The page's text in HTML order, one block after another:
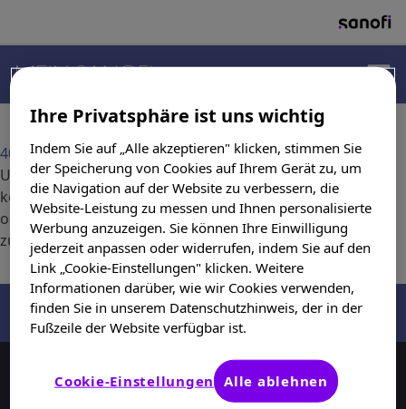
THERAPIEGEBIETE
SUCHERGEBNISSE
Startseite Produkte
404 - Seite nicht gefunden
Unter der von Ihnen eingegebenen Adresse wurde leider
keine Seite gefunden.Sie können zur Startseite wechseln
oder versuchen, den gewünschten Inhalt über die Suche
zu finden.
Copyright ©2026Sanofi-Aventis Deutschland GmbH. Alle
Rechte vorbehalten.
Ihre Privatsphäre ist uns wichtig
Indem Sie auf „Alle akzeptieren" klicken, stimmen Sie
der Speicherung von Cookies auf Ihrem Gerät zu, um
die Navigation auf der Website zu verbessern, die
Website-Leistung zu messen und Ihnen personalisierte
Werbung anzuzeigen. Sie können Ihre Einwilligung
jederzeit anpassen oder widerrufen, indem Sie auf den
Link „Cookie-Einstellungen" klicken. Weitere
Informationen darüber, wie wir Cookies verwenden,
finden Sie in unserem Datenschutzhinweis, der in der
Fußzeile der Website verfügbar ist.
Cookie-Einstellungen Alle ablehnen